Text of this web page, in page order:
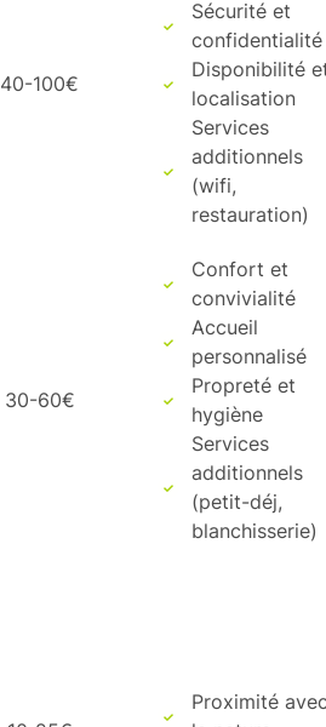
40-100€
Sécurité et
confidentialité
Disponibilité
localisation
Services
additionnels
(wifi,
restauration)
30-60€
Confort et
convivialité
Accueil
personnalisé
Propreté et
hygiène
Services
additionnels
(petit-déj,
blanchisserie)
Proximité